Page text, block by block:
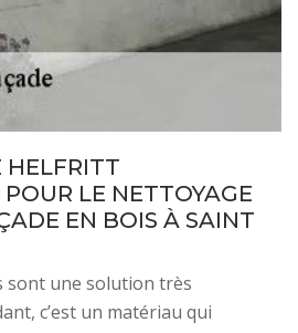
HELFRITT
LE NETTOYAGE
EN BOIS À SAINT
sont une solution très
c’est un matériau qui